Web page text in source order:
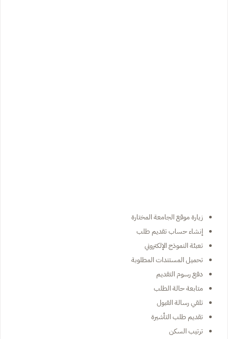
زيارة موقع الجامعة المختارة
إنشاء حساب تقديم طلب
تعبئة النموذج الإلكتروني
تحميل المستندات المطلوبة
دفع رسوم التقديم
متابعة حالة الطلب
تلقي رسالة القبول
تقديم طلب التأشيرة
ترتيب السكن